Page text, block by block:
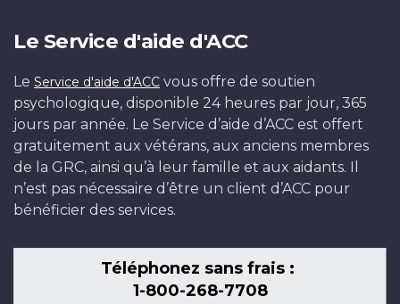
Le Service d'aide d'ACC
Le Service d'aide d'ACC vous offre de soutien
psychologique, disponible 24 heures par jour, 365
jours par année. Le Service d’aide d’ACC est offert
gratuitement aux vétérans, aux anciens membres
de la GRC, ainsi qu’à leur famille et aux aidants. Il
n’est pas nécessaire d’être un client d’ACC pour
bénéficier des services.
Téléphonez sans frais :
1-800-268-7708